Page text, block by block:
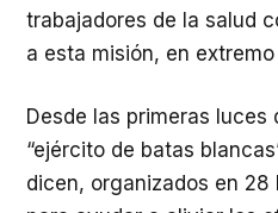
trabajadores de la salud
a esta misión, en
Desde las primeras luces
“ejército de batas
dicen, organizados en